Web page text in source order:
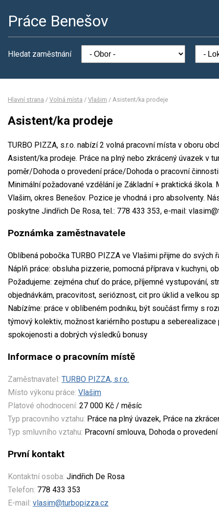
Práce Benešov
Hledat zaměstnání
Hlavní strana / Volná místa / Vlašim / Asistent/ka prodeje
Asistent/ka prodeje
TURBO PIZZA, s.r.o. nabízí 2 volná pracovní místa v oboru
Asistent/ka prodeje. Práce na plný nebo zkrácený úvazek v
poměr/Dohoda o provedení práce/Dohoda o pracovní
Minimální požadované vzdělání je Základní + praktická škola.
Vlašim, okres Benešov. Pozice je vhodná i pro absolventy.
poskytne Jindřich De Rosa, tel.: 778 433 353, e-mail:
Poznámka zaměstnavatele
Oblíbená pobočka TURBO PIZZA ve Vlašimi přijme do svých
Náplň práce: obsluha pizzerie, pomocná příprava v kuchyni,
Požadujeme: zejména chuť do práce, příjemné vystupování,
objednávkám, pracovitost, serióznost, cit pro úklid a velkou
Nabízíme: práce v oblíbeném podniku, být součást firmy s
týmový kolektiv, možnost kariérního postupu a
spokojenosti a dobrých výsledků bonusy
Informace o pracovním místě
Zaměstnavatel: TURBO PIZZA, s.r.o.
Místo výkonu práce: Vlašim
Platové ohodnocení: 27 000 Kč / měsíc
Typ pracovního vztahu: Práce na plný úvazek, Práce na
Typ smluvního vztahu: Pracovní smlouva, Dohoda o
První kontakt
Kontaktní osoba: Jindřich De Rosa
Telefon: 778 433 353
E-mail: vlasim@turbopizza.cz